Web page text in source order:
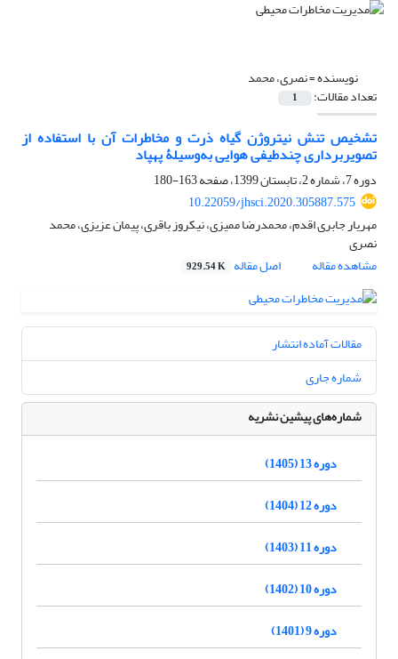
نویسنده =نصری، محمد
تعداد مقالات: 1
تشخیص تنش نیتروژن گیاه ذرت و مخاطرات آن با استفاده از
تصویربرداری چندطیفی هوایی به‌وسیلۀ پهپاد
دوره 7، شماره 2، تابستان 1399، صفحه
163-180
10.22059/jhsci.2020.305887.575
مهریار جابری اقدم، محمدرضا ممیزی، نیکروز باقری، پیمان عزیزی، محمد
نصری
مشاهده مقاله
اصل مقاله 929.54 K
مقالات آماده انتشار
شماره جاری
شماره‌های پیشین نشریه
دوره 13 (1405)
دوره 12 (1404)
دوره 11 (1403)
دوره 10 (1402)
دوره 9 (1401)